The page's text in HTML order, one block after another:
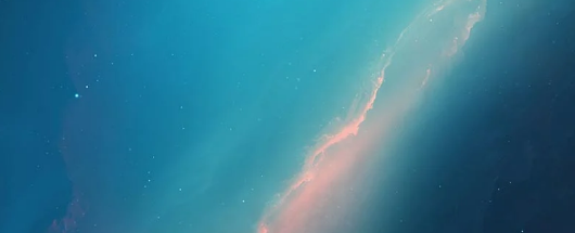
Startseite Für Fachleute Für Patienten Nachrichten